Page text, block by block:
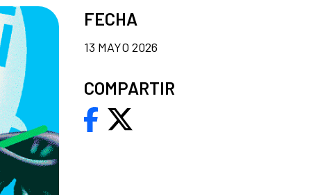
FECHA
13 MAYO 2026
COMPARTIR